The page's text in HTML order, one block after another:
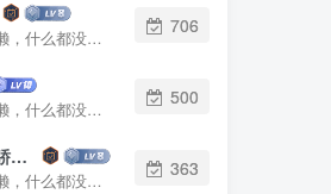
这家伙很懒，什么都没有写...
706
这家伙很懒，什么都没有写...
500
我996我骄傲了么
这家伙很懒，什么都没有写...
363